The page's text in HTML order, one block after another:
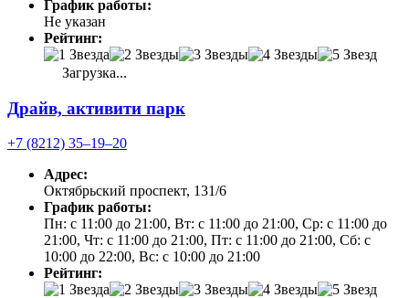
График работы:
Не указан
Рейтинг:
Загрузка...
Драйв, активити парк
+7 (8212) 35‒19‒20
Адрес:
Октябрьский проспект, 131/6
График работы:
Пн: с 11:00 до 21:00, Вт: с 11:00 до 21:00, Ср: с 11:00 до
21:00, Чт: с 11:00 до 21:00, Пт: с 11:00 до 21:00, Сб: с
10:00 до 22:00, Вс: с 10:00 до 21:00
Рейтинг: